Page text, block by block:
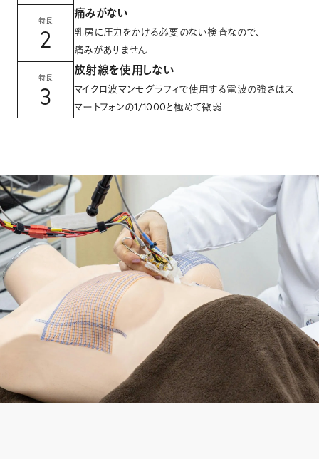
2
特長
痛みがない
乳房に圧力をかける必要のない検査なので、
痛みがありません
3
特長
放射線を使用しない
マイクロ波マンモグラフィで使用する電波の強さはス
マートフォンの1/1000と極めて微弱